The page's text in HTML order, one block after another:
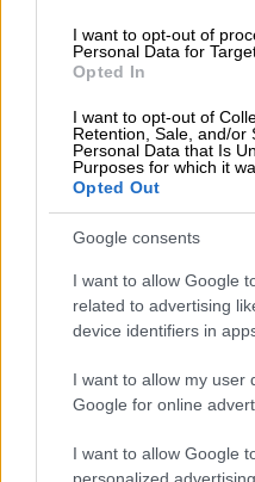
I want to opt-out of
Personal Data for
Opted In
I want to opt-out of
Retention, Sale, and/or
Personal Data that Is
Purposes for which it
Opted Out
Google consents
I want to allow Google
related to advertising
device identifiers in
I want to allow my user
Google for online
I want to allow Google
personalized advertising.
Επίσης, πιο νωρίς
φωτιά σε δύο
Πολιτειών Αμερικής
φοιτητέςπου
το Πολυτεχνείο,
ΗΠΑ, επί της οδού
thestival.gr.